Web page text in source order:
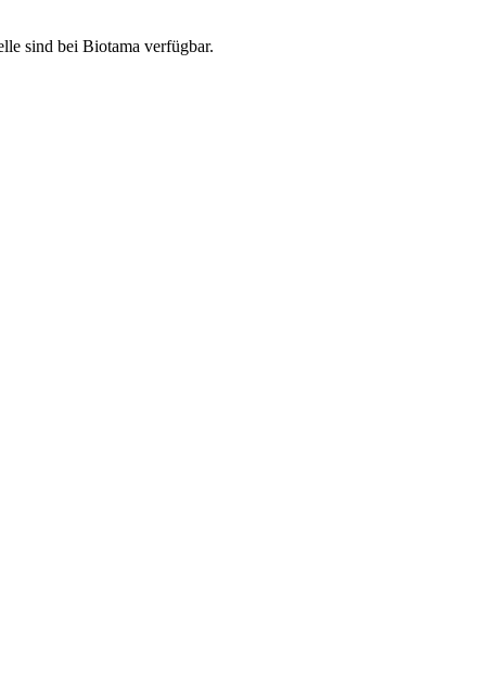
sind bei Biotama verfügbar.